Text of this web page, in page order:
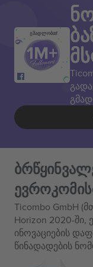
გმადლობთ!
Ticombo GmbH
Horizon 2020-ში,
ინოვაციების
წინადადების